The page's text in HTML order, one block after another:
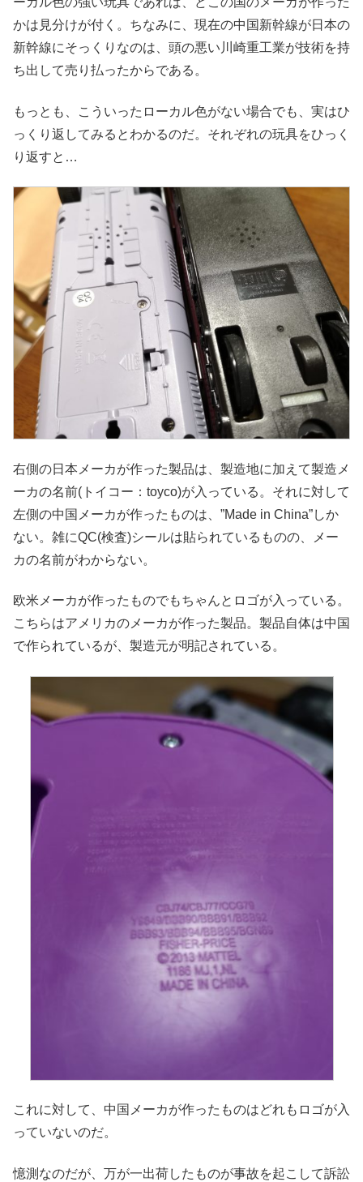
かは見分けが付く。ちなみに、現在の中国新幹線が日本の
新幹線にそっくりなのは、頭の悪い川崎重工業が技術を持
ち出して売り払ったからである。
もっとも、こういったローカル色がない場合でも、実はひ
っくり返してみるとわかるのだ。それぞれの玩具をひっく
り返すと…
右側の日本メーカが作った製品は、製造地に加えて製造メ
ーカの名前(トイコー：toyco)が入っている。それに対して
左側の中国メーカが作ったものは、”Made in China”しか
ない。雑にQC(検査)シールは貼られているものの、メー
カの名前がわからない。
欧米メーカが作ったものでもちゃんとロゴが入っている。
こちらはアメリカのメーカが作った製品。製品自体は中国
で作られているが、製造元が明記されている。
これに対して、中国メーカが作ったものはどれもロゴが入
っていないのだ。
憶測なのだが、万が一出荷したものが事故を起こして訴訟